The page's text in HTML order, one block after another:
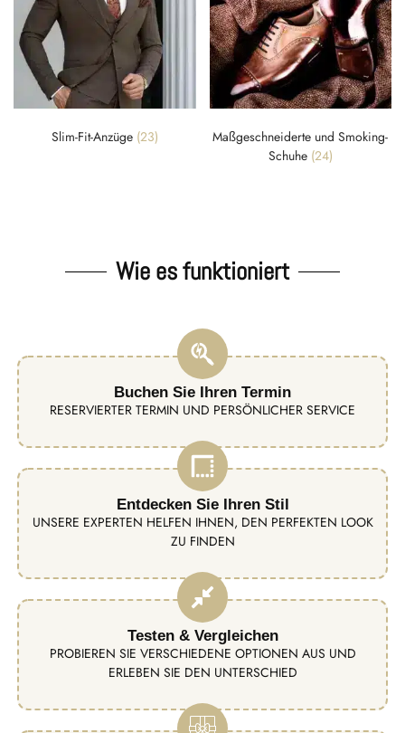
Slim-Fit-Anzüge (23)
Maßgeschneiderte und Smoking-
Schuhe (24)
Wie es funktioniert
Buchen Sie Ihren Termin
RESERVIERTER TERMIN UND PERSÖNLICHER SERVICE
Entdecken Sie Ihren Stil
UNSERE EXPERTEN HELFEN IHNEN, DEN PERFEKTEN LOOK
ZU FINDEN
Testen & Vergleichen
PROBIEREN SIE VERSCHIEDENE OPTIONEN AUS UND
ERLEBEN SIE DEN UNTERSCHIED